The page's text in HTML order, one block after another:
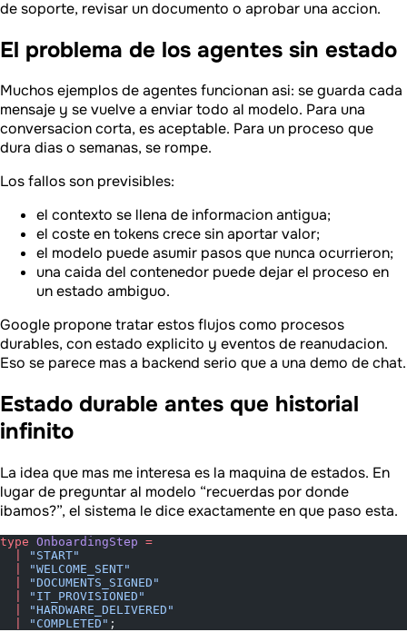
de soporte, revisar un documento o aprobar una accion.
El problema de los agentes sin estado
Muchos ejemplos de agentes funcionan asi: se guarda cada
mensaje y se vuelve a enviar todo al modelo. Para una
conversacion corta, es aceptable. Para un proceso que
dura dias o semanas, se rompe.
Los fallos son previsibles:
el contexto se llena de informacion antigua;
el coste en tokens crece sin aportar valor;
el modelo puede asumir pasos que nunca ocurrieron;
una caida del contenedor puede dejar el proceso en
un estado ambiguo.
Google propone tratar estos flujos como procesos
durables, con estado explicito y eventos de reanudacion.
Eso se parece mas a backend serio que a una demo de chat.
Estado durable antes que historial
infinito
La idea que mas me interesa es la maquina de estados. En
lugar de preguntar al modelo “recuerdas por donde
ibamos?”, el sistema le dice exactamente en que paso esta.
type OnboardingStep =
"START"
"WELCOME_SENT"
"DOCUMENTS_SIGNED"
"IT_PROVISIONED"
"HARDWARE_DELIVERED"
"COMPLETED" ;